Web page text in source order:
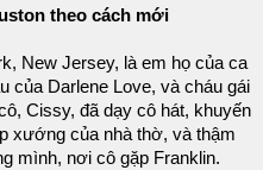
theo cách mới
New Jersey, là em họ của ca
của Darlene Love, và cháu gái
Cissy, đã dạy cô hát, khuyến
xướng của nhà thờ, và thậm
mình, nơi cô gặp Franklin.